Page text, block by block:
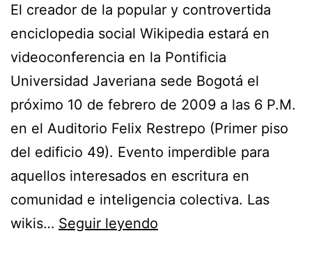
El creador de la popular y controvertida
enciclopedia social Wikipedia estará en
videoconferencia en la Pontificia
Universidad Javeriana sede Bogotá el
próximo 10 de febrero de 2009 a las 6 P.M.
en el Auditorio Felix Restrepo (Primer piso
del edificio 49). Evento imperdible para
aquellos interesados en escritura en
comunidad e inteligencia colectiva. Las
wikis… Seguir leyendo